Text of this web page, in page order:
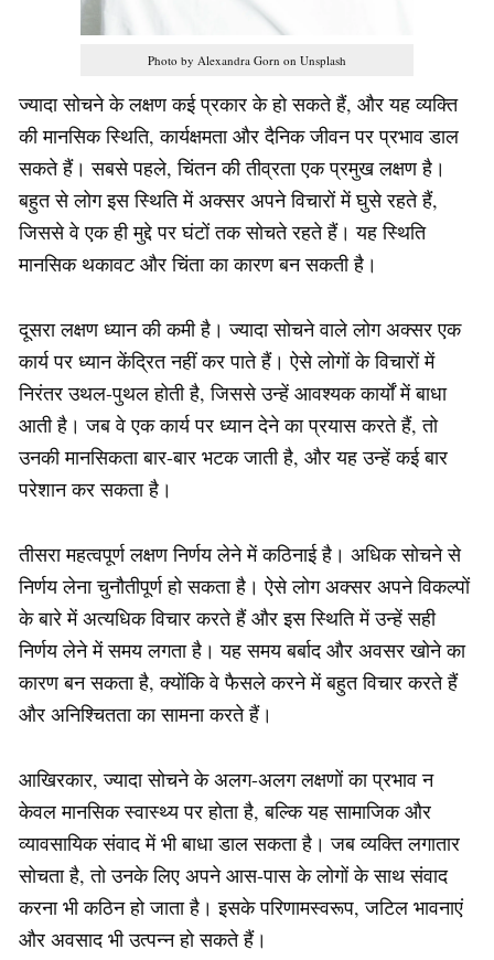
Photo by Alexandra Gorn on Unsplash
ज्यादा सोचने के लक्षण कई प्रकार के हो सकते हैं, और यह व्यक्ति
की मानसिक स्थिति, कार्यक्षमता और दैनिक जीवन पर प्रभाव डाल
सकते हैं। सबसे पहले, चिंतन की तीव्रता एक प्रमुख लक्षण है।
बहुत से लोग इस स्थिति में अक्सर अपने विचारों में घुसे रहते हैं,
जिससे वे एक ही मुद्दे पर घंटों तक सोचते रहते हैं। यह स्थिति
मानसिक थकावट और चिंता का कारण बन सकती है।
दूसरा लक्षण ध्यान की कमी है। ज्यादा सोचने वाले लोग अक्सर एक
कार्य पर ध्यान केंद्रित नहीं कर पाते हैं। ऐसे लोगों के विचारों में
निरंतर उथल-पुथल होती है, जिससे उन्हें आवश्यक कार्यों में बाधा
आती है। जब वे एक कार्य पर ध्यान देने का प्रयास करते हैं, तो
उनकी मानसिकता बार-बार भटक जाती है, और यह उन्हें कई बार
परेशान कर सकता है।
तीसरा महत्वपूर्ण लक्षण निर्णय लेने में कठिनाई है। अधिक सोचने से
निर्णय लेना चुनौतीपूर्ण हो सकता है। ऐसे लोग अक्सर अपने विकल्पों
के बारे में अत्यधिक विचार करते हैं और इस स्थिति में उन्हें सही
निर्णय लेने में समय लगता है। यह समय बर्बाद और अवसर खोने का
कारण बन सकता है, क्योंकि वे फैसले करने में बहुत विचार करते हैं
और अनिश्चितता का सामना करते हैं।
आखिरकार, ज्यादा सोचने के अलग-अलग लक्षणों का प्रभाव न
केवल मानसिक स्वास्थ्य पर होता है, बल्कि यह सामाजिक और
व्यावसायिक संवाद में भी बाधा डाल सकता है। जब व्यक्ति लगातार
सोचता है, तो उनके लिए अपने आस-पास के लोगों के साथ संवाद
करना भी कठिन हो जाता है। इसके परिणामस्वरूप, जटिल भावनाएं
और अवसाद भी उत्पन्न हो सकते हैं।